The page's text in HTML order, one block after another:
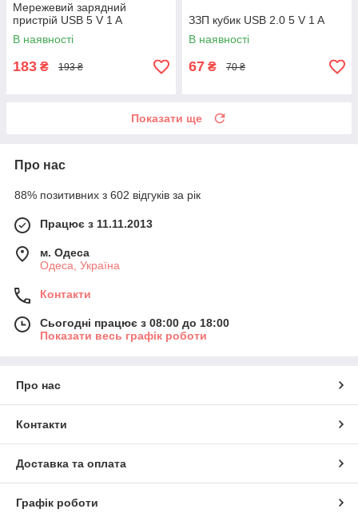
Мережевий зарядний
пристрій USB 5 V 1 A
В наявності
183 ₴ 193 ₴
ЗЗП кубик USB 2.0 5 V 1 A
В наявності
67 ₴ 70 ₴
Показати ще
Про нас
88% позитивних з 602 відгуків за рік
Працює з 11.11.2013
м. Одеса
Одеса, Україна
Контакти
Сьогодні працює з 08:00 до 18:00
Показати весь графік роботи
Про нас
Контакти
Доставка та оплата
Графік роботи